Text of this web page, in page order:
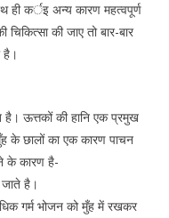
ही कर्इ अन्य कारण महत्वपूर्ण
की जाए तो बार-बार
है।
है। ऊत्तकों की हानि एक प्रमुख
के छालों का एक कारण पाचन
के कारण है-
है।
गर्म भोजन को मुँह में रखकर